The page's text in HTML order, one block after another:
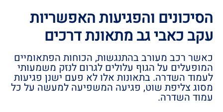
הסיכונים והפגיעות האפשריות
עקב כאבי גב מתאונת דרכים
כאשר רכב מעורב בהתנגשות, הכוחות הפתאומיים
המופעלים על הגוף עלולים לגרום לנזק משמעותי
לעמוד השדרה. בתאונות אלו לא פעם ישנן פגיעות
מסוג צליפת שוט, פגיעה המשפיעה למעשה על כל
עמוד השדרה.